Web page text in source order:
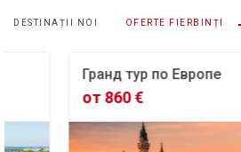
DESTINAȚII NOI OFERTE FIERBINȚI
Гранд тур по Европе
от 860 €